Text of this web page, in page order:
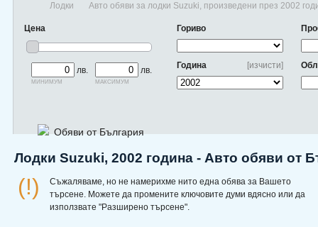
Лодки Авто обяви за лодки Suzuki, произведени през 2002
Цена
лв.
минимум
лв.
максимум
Гориво
[изчисти]
Година
Обяви от България
Лодки Suzuki, 2002 година - Авто обяви от
(!)
Съжаляваме, но не намерихме нито една обява за Вашето
търсене. Можете да промените ключовите думи вдясно или да
използвате "Разширено търсене".